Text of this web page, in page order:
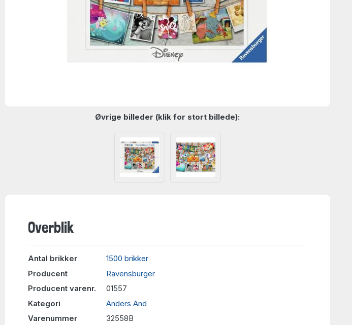
Øvrige billeder (klik for stort billede):
Overblik
Antal brikker
1500 brikker
Producent
Ravensburger
Producent varenr.
01557
Kategori
Anders And
Varenummer
32558B